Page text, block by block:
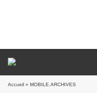
Accueil » MOBILE.ARCHIVES